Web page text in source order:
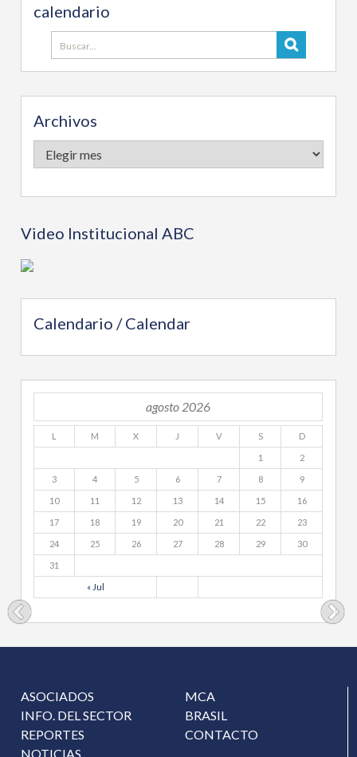
calendario
Buscar:
Archivos
Archivos
Video Institucional ABC
Calendario / Calendar
agosto 2026
L M X J V S D
« Jul
1 2
3 4 5 6 7 8 9
10 11 12 13 14 15 16
17 18 19 20 21 22 23
24 25 26 27 28 29 30
31
ASOCIADOS
INFO. DEL SECTOR
REPORTES
NOTICIAS
MCA
BRASIL
CONTACTO